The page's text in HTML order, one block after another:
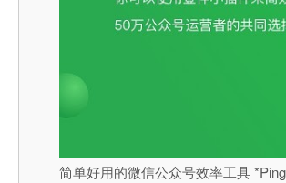
简单好用的微信公众号效率工具